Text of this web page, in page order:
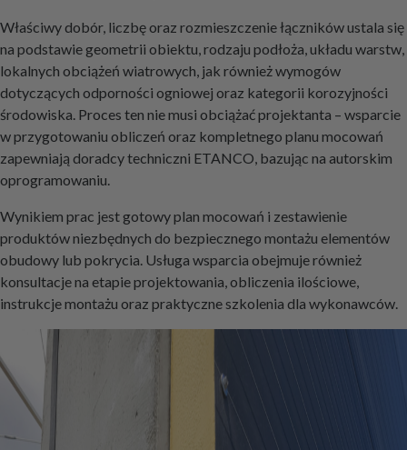
Właściwy dobór, liczbę oraz rozmieszczenie łączników ustala się
na podstawie geometrii obiektu, rodzaju podłoża, układu warstw,
lokalnych obciążeń wiatrowych, jak również wymogów
dotyczących odporności ogniowej oraz kategorii korozyjności
środowiska. Proces ten nie musi obciążać projektanta – wsparcie
w przygotowaniu obliczeń oraz kompletnego planu mocowań
zapewniają doradcy techniczni ETANCO, bazując na autorskim
oprogramowaniu.
Wynikiem prac jest gotowy plan mocowań i zestawienie
produktów niezbędnych do bezpiecznego montażu elementów
obudowy lub pokrycia. Usługa wsparcia obejmuje również
konsultacje na etapie projektowania, obliczenia ilościowe,
instrukcje montażu oraz praktyczne szkolenia dla wykonawców.